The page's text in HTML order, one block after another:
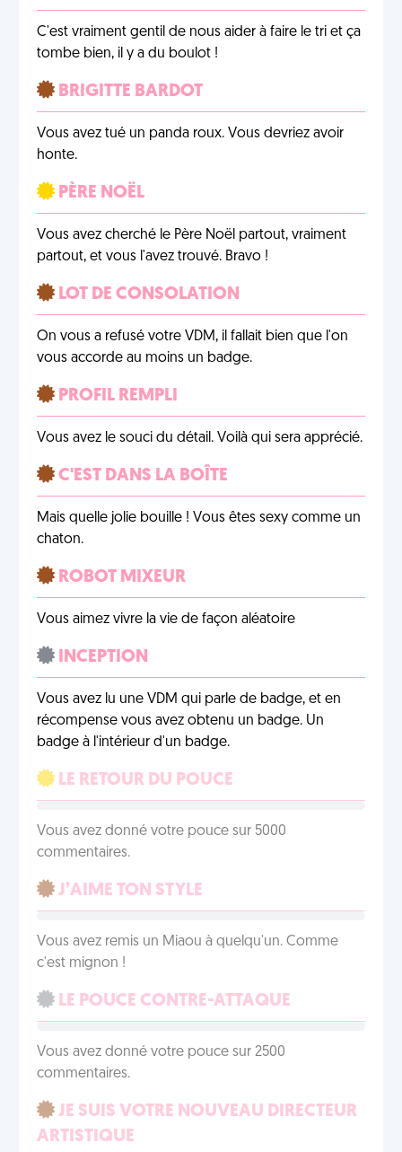
C'est vraiment gentil de nous aider à faire le tri et ça
tombe bien, il y a du boulot !
BRIGITTE BARDOT
Vous avez tué un panda roux. Vous devriez avoir
honte.
PÈRE NOËL
Vous avez cherché le Père Noël partout, vraiment
partout, et vous l'avez trouvé. Bravo !
LOT DE CONSOLATION
On vous a refusé votre VDM, il fallait bien que l'on
vous accorde au moins un badge.
PROFIL REMPLI
Vous avez le souci du détail. Voilà qui sera apprécié.
C'EST DANS LA BOÎTE
Mais quelle jolie bouille ! Vous êtes sexy comme un
chaton.
ROBOT MIXEUR
Vous aimez vivre la vie de façon aléatoire
INCEPTION
Vous avez lu une VDM qui parle de badge, et en
récompense vous avez obtenu un badge. Un
badge à l'intérieur d'un badge.
LE RETOUR DU POUCE
Vous avez donné votre pouce sur 5000
commentaires.
J’AIME TON STYLE
Vous avez remis un Miaou à quelqu'un. Comme
c'est mignon !
LE POUCE CONTRE-ATTAQUE
Vous avez donné votre pouce sur 2500
commentaires.
JE SUIS VOTRE NOUVEAU DIRECTEUR
ARTISTIQUE